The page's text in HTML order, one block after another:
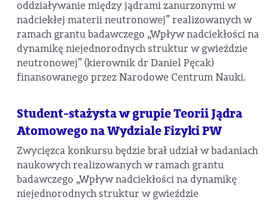
oddziaływanie między jądrami zanurzonymi w
nadciekłej materii neutronowej” realizowanych w
ramach grantu badawczego „Wpływ nadciekłości na
dynamikę niejednorodnych struktur w gwieździe
neutronowej” (kierownik dr Daniel Pęcak)
finansowanego przez Narodowe Centrum Nauki.
Student-stażysta w grupie Teorii Jądra
Atomowego na Wydziale Fizyki PW
Zwycięzca konkursu będzie brał udział w badaniach
naukowych realizowanych w ramach grantu
badawczego „Wpływ nadciekłości na dynamikę
niejednorodnych struktur w gwieździe